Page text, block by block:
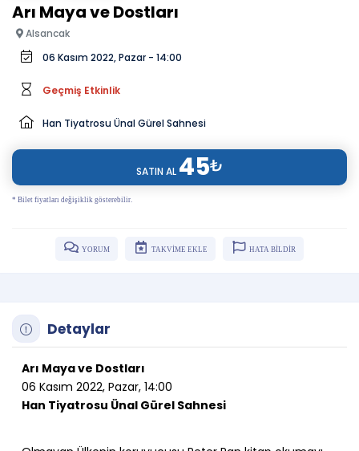
Arı Maya ve Dostları
Alsancak
06 Kasım 2022, Pazar - 14:00
Geçmiş Etkinlik
Han Tiyatrosu Ünal Gürel Sahnesi
SATIN AL 45₺
* Bilet fiyatları değişiklik gösterebilir.
YORUM TAKVİME EKLE HATA BİLDİR
Detaylar
Arı Maya ve Dostları
06 Kasım 2022, Pazar, 14:00
Han Tiyatrosu Ünal Gürel Sahnesi